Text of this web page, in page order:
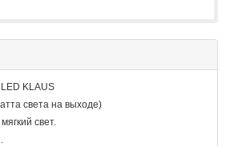
KLAUS
света на выходе)
свет.